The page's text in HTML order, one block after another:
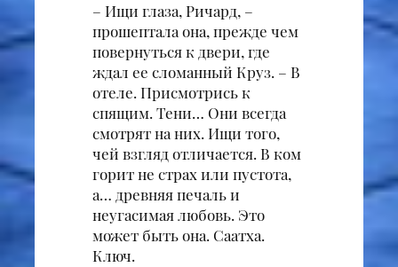
– Ищи глаза, Ричард, –
прошептала она, прежде чем
повернуться к двери, где
ждал ее сломанный Круз. – В
отеле. Присмотрись к
спящим. Тени… Они всегда
смотрят на них. Ищи того,
чей взгляд отличается. В ком
горит не страх или пустота,
а… древняя печаль и
неугасимая любовь. Это
может быть она. Саатха.
Ключ.